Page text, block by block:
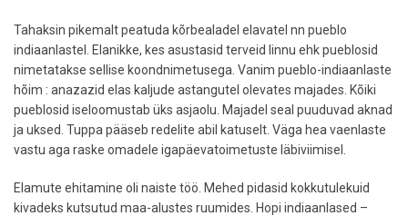
Tahaksin pikemalt peatuda kõrbealadel elavatel nn pueblo
indiaanlastel. Elanikke, kes asustasid terveid linnu ehk pueblosid
nimetatakse sellise koondnimetusega. Vanim pueblo-indiaanlaste
hõim : anazazid elas kaljude astangutel olevates majades. Kõiki
pueblosid iseloomustab üks asjaolu. Majadel seal puuduvad aknad
ja uksed. Tuppa pääseb redelite abil katuselt. Väga hea vaenlaste
vastu aga raske omadele igapäevatoimetuste läbiviimisel.
Elamute ehitamine oli naiste töö. Mehed pidasid kokkutulekuid
kivadeks kutsutud maa-alustes ruumides. Hopi indiaanlased –